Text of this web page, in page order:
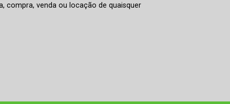
compra, venda ou locação de quaisquer